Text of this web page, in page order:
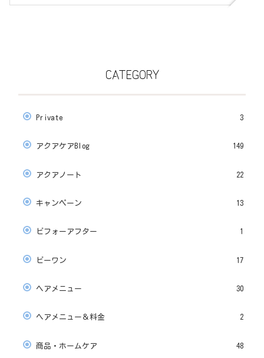
CATEGORY
Private 3
アクアケアBlog 149
アクアノート 22
キャンペーン 13
ビフォーアフター 1
ビーワン 17
ヘアメニュー 30
ヘアメニュー＆料金 2
商品・ホームケア 48